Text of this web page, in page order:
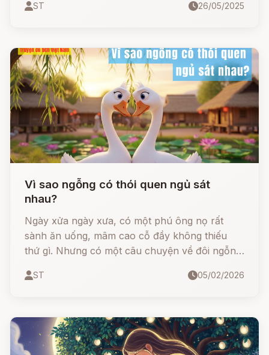
cùng cô đã được sống hạnh phúc bên nhà vua.
ST 26/05/2025
Vì sao ngỗng có thói quen ngủ sát
nhau?
Ngày xửa ngày xưa, có một phú ông nọ rất
sành ăn uống, mâm cao cỗ đầy không thiếu
thứ gì. Nhưng có một câu chuyện về đôi ngỗng
quen của loài vật này mãi về sau...
ST 05/02/2026